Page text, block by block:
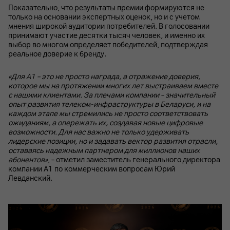
Показательно, что результаты премии формируются не
только на основании экспертных оценок, но и с учетом
мнения широкой аудитории потребителей. В голосовании
принимают участие десятки тысяч человек, и именно их
выбор во многом определяет победителей, подтверждая
реальное доверие к бренду.
«Для А1 – это не просто награда, а отражение доверия,
которое мы на протяжении многих лет выстраиваем вместе
с нашими клиентами. За плечами компании – значительный
опыт развития телеком-инфраструктуры в Беларуси, и на
каждом этапе мы стремились не просто соответствовать
ожиданиям, а опережать их, создавая новые цифровые
возможности. Для нас важно не только удерживать
лидерские позиции, но и задавать вектор развития отрасли,
оставаясь надежным партнером для миллионов наших
абонентов», – отметил заместитель генерального директора
компании А1 по коммерческим вопросам Юрий
Левданский.